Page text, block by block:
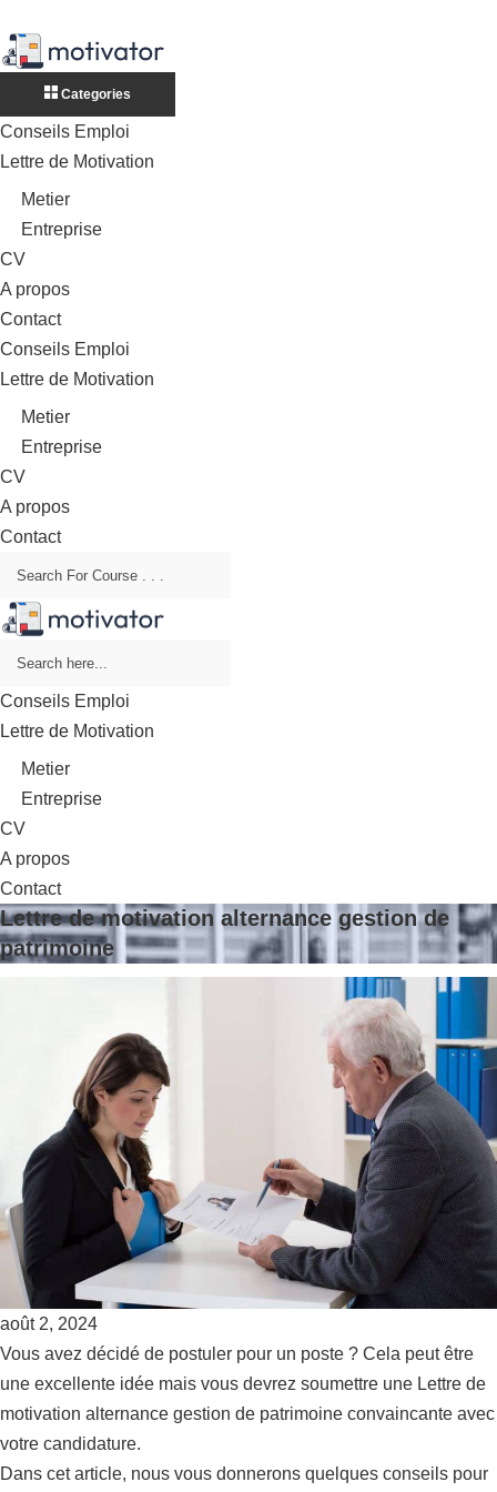
Categories
Conseils Emploi
Lettre de Motivation
Metier
Entreprise
CV
A propos
Contact
Conseils Emploi
Lettre de Motivation
Metier
Entreprise
CV
A propos
Contact
Conseils Emploi
Lettre de Motivation
Metier
Entreprise
CV
A propos
Contact
Lettre de motivation alternance gestion de
patrimoine
août 2, 2024
Vous avez décidé de postuler pour un poste ? Cela peut être
une excellente idée mais vous devrez soumettre une Lettre de
motivation alternance gestion de patrimoine convaincante avec
votre candidature.
Dans cet article, nous vous donnerons quelques conseils pour